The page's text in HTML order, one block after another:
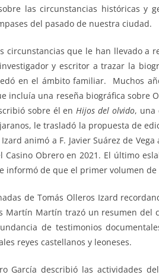
las circunstancias históricas y
del pasado de nuestra ciudad.
circunstancias que le han llevado a
y escritor a trazar la
en el ámbito familiar. Muchos
incluía una reseña biográfica sobre
sobre él enHijos del olvido, una
le trasladó la propuesta de
animó a F. Javier Suárez de
Obrero en 2021. El último
informó de que el primer volumen de
de Tomás Olleros Izard
Martín Martín trazó un resumen del
de testimonios
reyes castellanos y leoneses.
García describió las actividades